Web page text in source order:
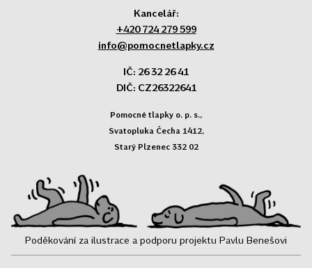
Kancelář:
+420 724 279 599
info@pomocnetlapky.cz
IČ: 26 32 26 41
DIČ: CZ26322641
Pomocné tlapky o. p. s.,
Svatopluka Čecha 1412,
Starý Plzenec 332 02
Poděkování za ilustrace a podporu projektu Pavlu Benešovi